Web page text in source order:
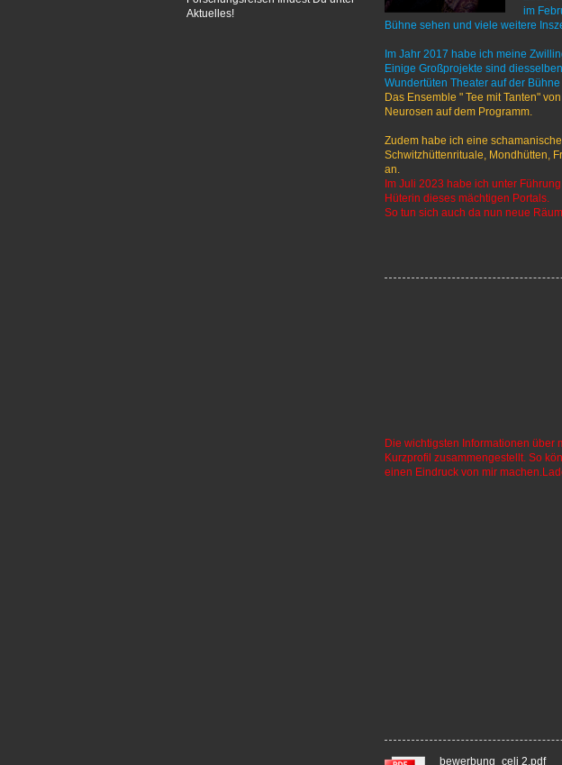
im
Bühne sehen und viele weitere
Im Jahr 2017 habe ich meine
Einige Großprojekte sind
Wundertüten Theater auf der
Das Ensemble " Tee mit Tanten"
Neurosen auf dem Programm.
Zudem habe ich eine
Schwitzhüttenrituale, Mondhütten,
an.
Im Juli 2023 habe ich unter
Hüterin dieses mächtigen Portals.
So tun sich auch da nun neue
Die wichtigsten Informationen über
Kurzprofil zusammengestellt. So
einen Eindruck von mir
bewerbung_celi 2.pdf
Aktuelles!